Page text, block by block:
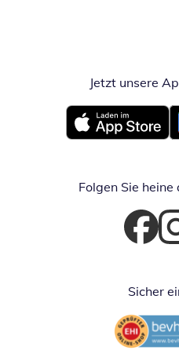
Jetzt unsere
Öffnet in neuem
Folgen Sie
Öffnet in
Sicher
Öffnet in